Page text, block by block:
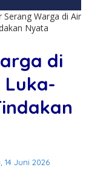
Serang Warga di Air
Nyata
di
Luka-
14 Juni 2026